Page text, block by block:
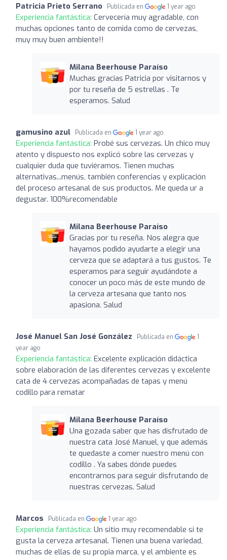
Patricia Prieto Serrano Publicada en 1 year ago
Experiencia fantástica: Cervecería muy agradable, con
muchas opciones tanto de comida como de cervezas,
muy muy buen ambiente!!
Milana Beerhouse Paraíso
Muchas gracias Patricia por visitarnos y
por tu reseña de 5 estrellas . Te
esperamos. Salud
gamusino azul Publicada en 1 year ago
Experiencia fantástica: Probé sus cervezas. Un chico muy
atento y dispuesto nos explicó sobre las cervezas y
cualquier duda que tuviéramos. Tienen muchas
alternativas...menús, también conferencias y explicación
del proceso artesanal de sus productos. Me queda ur a
degustar. 100%recomendable
Milana Beerhouse Paraíso
Gracias por tu reseña. Nos alegra que
hayamos podido ayudarte a elegir una
cerveza que se adaptará a tus gustos. Te
esperamos para seguir ayudándote a
conocer un poco más de este mundo de
la cerveza artesana que tanto nos
apasiona. Salud
José Manuel San José González Publicada en
1
year ago
Experiencia fantástica: Excelente explicación didáctica
sobre elaboración de las diferentes cervezas y excelente
cata de 4 cervezas acompañadas de tapas y menú
codillo para rematar
Milana Beerhouse Paraíso
Una gozada saber que has disfrutado de
nuestra cata José Manuel, y que además
te quedaste a comer nuestro menú con
codillo . Ya sabes dónde puedes
encontrarnos para seguir disfrutando de
nuestras cervezas. Salud
Marcos Publicada en 1 year ago
Experiencia fantástica: Un sitio muy recomendable si te
gusta la cerveza artesanal. Tienen una buena variedad,
muchas de ellas de su propia marca, y el ambiente es